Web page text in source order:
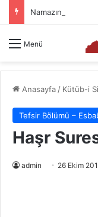
Namazın Önemi
Menü
Anasayfa/ Kütüb-i
Tefsir Bölümü –
Haşr
admin 26 Ekim